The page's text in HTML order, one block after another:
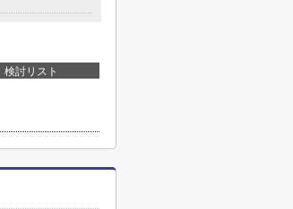
検討リスト